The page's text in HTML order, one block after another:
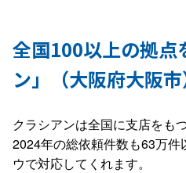
全国100以上の拠点
ン」（大阪府大阪市
クラシアンは全国に支店をも
2024年の総依頼件数も63万
ウで対応してくれます。